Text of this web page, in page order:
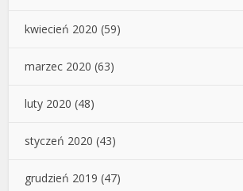
kwiecień 2020 (59)
marzec 2020 (63)
luty 2020 (48)
styczeń 2020 (43)
grudzień 2019 (47)